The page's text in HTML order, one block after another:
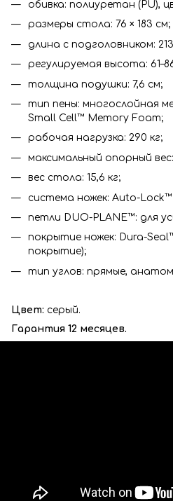
обивка: полиуретан (PU),
размеры стола: 76 × 183 см;
длина с подголовником:
регулируемая высота:
толщина подушки: 7,6 см;
тип пены: многослойная
Small Cell™ Memory Foam;
рабочая нагрузка: 290 кг;
максимальный опорный
вес стола: 15,6 кг;
система ножек: Auto-
петли DUO-PLANE™: для
покрытие ножек: Dura-
покрытие);
тип углов: прямые,
Цвет: серый.
Гарантия 12 месяцев.